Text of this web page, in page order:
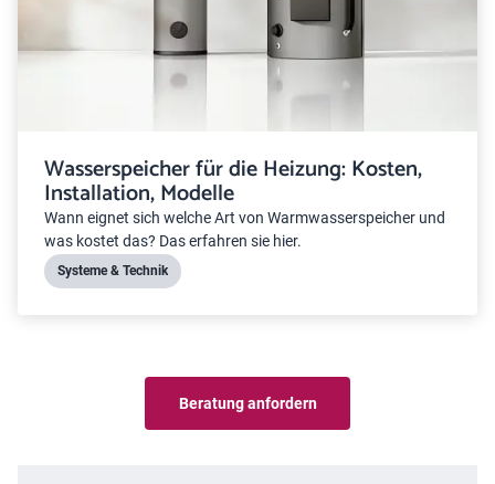
Wasserspeicher für die Heizung: Kosten,
Installation, Modelle
Wann eignet sich welche Art von Warmwasserspeicher und
was kostet das? Das erfahren sie hier.
Systeme & Technik
Beratung anfordern